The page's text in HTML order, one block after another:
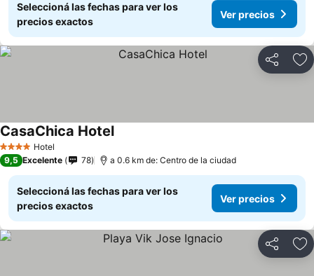
Seleccioná las fechas para ver los
precios exactos
Ver precios
Compartir
4 EstrellasHotel
CasaChica Hotel
9,5 Excelente 78 a 0.6 km de: Centro de la ciudad
Seleccioná las fechas para ver los
precios exactos
Ver precios
Compartir